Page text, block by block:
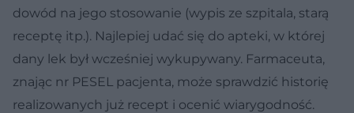
dowód na jego stosowanie (wypis ze szpitala, starą
receptę itp.). Najlepiej udać się do apteki, w której
dany lek był wcześniej wykupywany. Farmaceuta,
znając nr PESEL pacjenta, może sprawdzić historię
realizowanych już recept i ocenić wiarygodność.